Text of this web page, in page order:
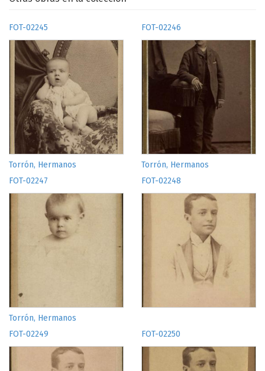
FOT-02245
Torrón, Hermanos
FOT-02246
Torrón, Hermanos
FOT-02247
Torrón, Hermanos
FOT-02248
FOT-02249 FOT-02250